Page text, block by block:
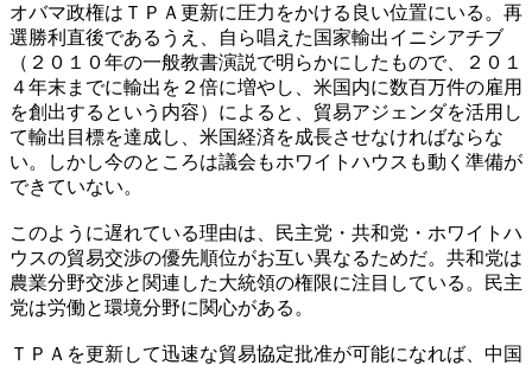
オバマ政権はＴＰＡ更新に圧力をかける良い位置にいる。再
選勝利直後であるうえ、自ら唱えた国家輸出イニシアチブ
（２０１０年の一般教書演説で明らかにしたもので、２０１
４年末までに輸出を２倍に増やし、米国内に数百万件の雇用
を創出するという内容）によると、貿易アジェンダを活用し
て輸出目標を達成し、米国経済を成長させなければならな
い。しかし今のところは議会もホワイトハウスも動く準備が
できていない。
このように遅れている理由は、民主党・共和党・ホワイトハ
ウスの貿易交渉の優先順位がお互い異なるためだ。共和党は
農業分野交渉と関連した大統領の権限に注目している。民主
党は労働と環境分野に関心がある。
ＴＰＡを更新して迅速な貿易協定批准が可能になれば、中国